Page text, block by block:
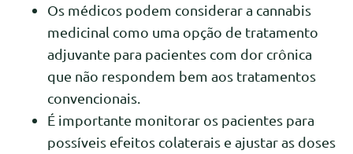
Os médicos podem considerar a cannabis
medicinal como uma opção de tratamento
adjuvante para pacientes com dor crônica
que não respondem bem aos tratamentos
convencionais.
É importante monitorar os pacientes para
possíveis efeitos colaterais e ajustar as doses